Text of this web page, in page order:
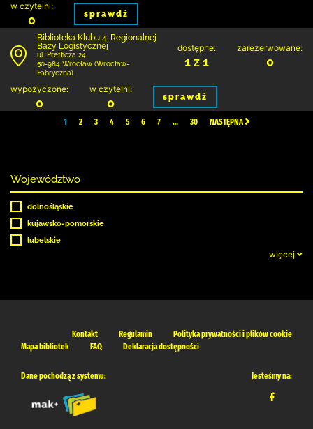
w czytelni:
0 sprawdź
Biblioteka Klubu 4. Regionalnej
Bazy Logistycznej
ul. Pretficza 24
50-984 Wrocław (Wrocław-
Fabryczna)
dostępne:
1 z 1
zarezerwowane:
0
wypożyczone:
0
w czytelni:
0 sprawdź
1 2 3 4 5 6 7 … 30 NASTĘPNA
Województwo
dolnośląskie
kujawsko-pomorskie
lubelskie
więcej
Kontakt Regulamin
Polityka prywatności i plików cookie
Mapa bibliotek
FAQ Deklaracja dostępności
Dane pochodzą z systemu: Jesteśmy na: